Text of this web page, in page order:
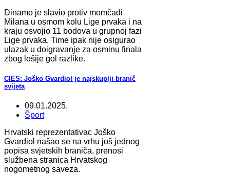
Dinamo je slavio protiv momčadi
Milana u osmom kolu Lige prvaka i na
kraju osvojio 11 bodova u grupnoj fazi
Lige prvaka. Time ipak nije osigurao
ulazak u doigravanje za osminu finala
zbog lošije gol razlike.
CIES: Joško Gvardiol je najskuplji branič
svijeta
09.01.2025.
Šport
Hrvatski reprezentativac Joško
Gvardiol našao se na vrhu još jednog
popisa svjetskih braniča, prenosi
službena stranica Hrvatskog
nogometnog saveza.